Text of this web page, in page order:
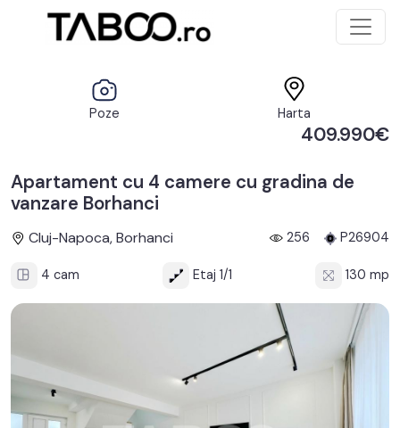
Poze Harta
409.990€
Apartament cu 4 camere cu gradina de
vanzare Borhanci
Cluj-Napoca, Borhanci 256 P26904
4 cam Etaj 1/1 130 mp